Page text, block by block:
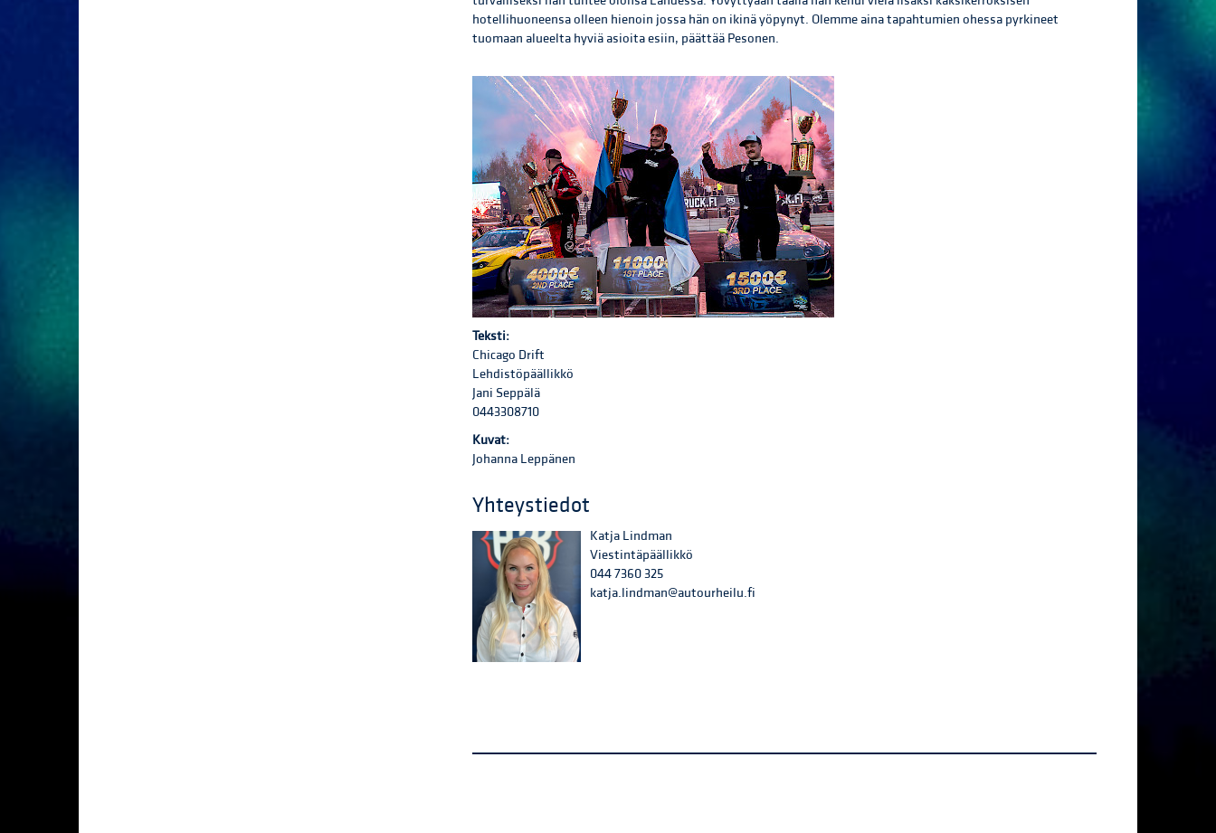
hotellihuoneensa olleen hienoin jossa hän on ikinä yöpynyt. Olemme aina tapahtumien ohessa pyrkineet
tuomaan alueelta hyviä asioita esiin, päättää Pesonen.
Teksti:
Chicago Drift
Lehdistöpäällikkö
Jani Seppälä
0443308710
Kuvat:
Johanna Leppänen
Yhteystiedot
Katja Lindman
Viestintäpäällikkö
044 7360 325
katja.lindman@autourheilu.fi